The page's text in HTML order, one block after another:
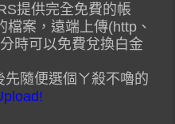
提供完全免費的帳
案，遠端上傳(http、
時可以免費兌換白金
先隨便選個ㄚ殺不嚕的